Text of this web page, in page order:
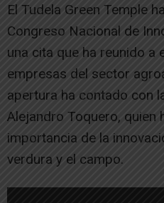
El Tudela Green Temple
Congreso Nacional de
una cita que ha reunido a
empresas del sector
apertura ha contado con
Alejandro Toquero, quien
importancia de la
verdura y el campo.